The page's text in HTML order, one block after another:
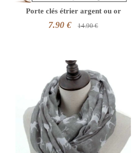
Porte clés étrier argent ou or
7.90 € 14.90 €